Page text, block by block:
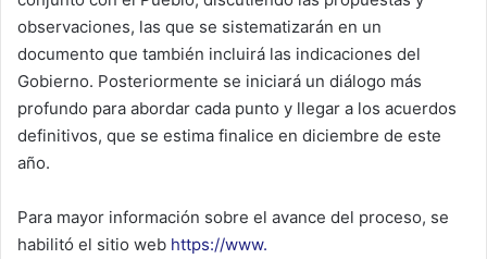
observaciones, las que se sistematizarán en un
documento que también incluirá las indicaciones del
Gobierno. Posteriormente se iniciará un diálogo más
profundo para abordar cada punto y llegar a los acuerdos
definitivos, que se estima finalice en diciembre de este
año.
Para mayor información sobre el avance del proceso, se
habilitó el sitio web https://www.